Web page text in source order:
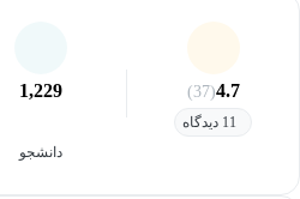
4.7
(37)
11 دیدگاه
1,229
دانشجو